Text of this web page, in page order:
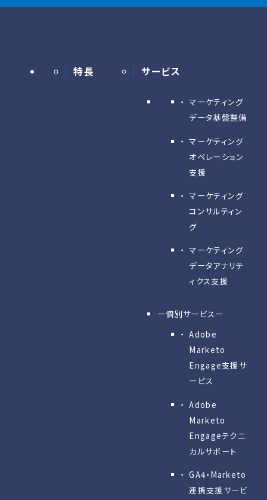
特長 サービス
マーケティング
データ基盤整備
マーケティング
オペレーション
支援
マーケティング
コンサルティン
グ
マーケティング
データアナリテ
ィクス支援
ー個別サービスー
Adobe
Marketo
Engage⽀援サ
ービス
Adobe
Marketo
Engageテクニ
カルサポート
GA4・Marketo
連携支援サービ